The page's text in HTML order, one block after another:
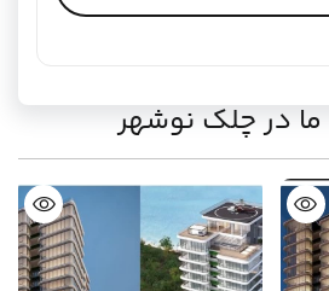
ما در چلک نوشهر